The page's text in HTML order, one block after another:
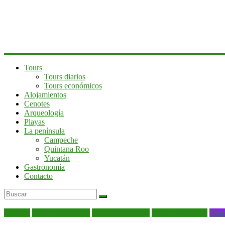
Tours
Tours diarios
Tours económicos
Alojamientos
Cenotes
Arqueología
Playas
La península
Campeche
Quintana Roo
Yucatán
Gastronomía
Contacto